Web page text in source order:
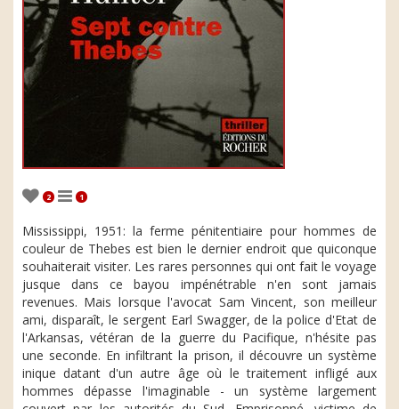
2 1
Mississippi, 1951: la ferme pénitentiaire pour hommes de
couleur de Thebes est bien le dernier endroit que quiconque
souhaiterait visiter. Les rares personnes qui ont fait le voyage
jusque dans ce bayou impénétrable n'en sont jamais
revenues. Mais lorsque l'avocat Sam Vincent, son meilleur
ami, disparaît, le sergent Earl Swagger, de la police d'Etat de
l'Arkansas, vétéran de la guerre du Pacifique, n'hésite pas
une seconde. En infiltrant la prison, il découvre un système
inique datant d'un autre âge où le traitement infligé aux
hommes dépasse l'imaginable - un système largement